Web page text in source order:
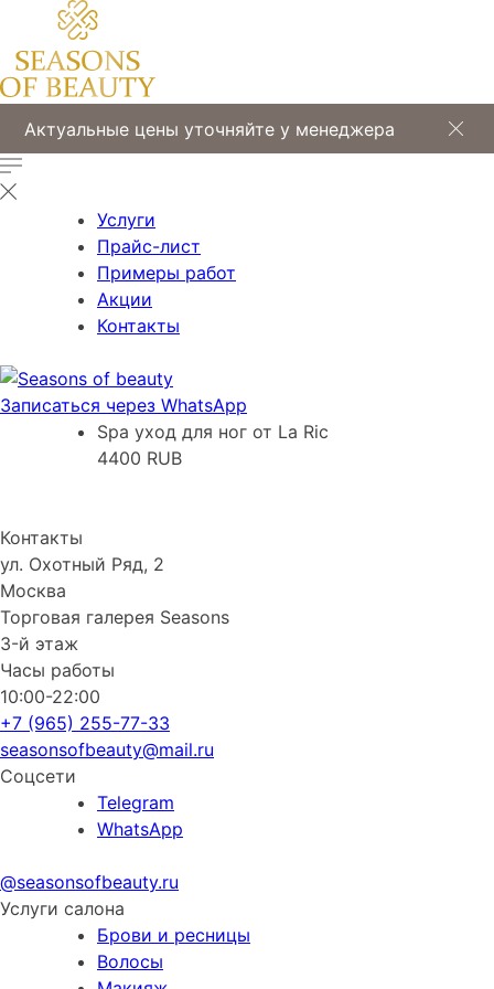
Актуальные цены уточняйте у менеджера
Услуги
Прайс-лист
Примеры работ
Акции
Контакты
Записаться через WhatsApp
Spa уход для ног от La Ric
4400 RUB
Контакты
ул. Охотный Ряд, 2
Москва
Торговая галерея Seasons
3-й этаж
Часы работы
10:00-22:00
+7 (965) 255-77-33
seasonsofbeauty@mail.ru
Соцсети
Telegram
WhatsApp
@seasonsofbeauty.ru
Услуги салона
Брови и ресницы
Волосы